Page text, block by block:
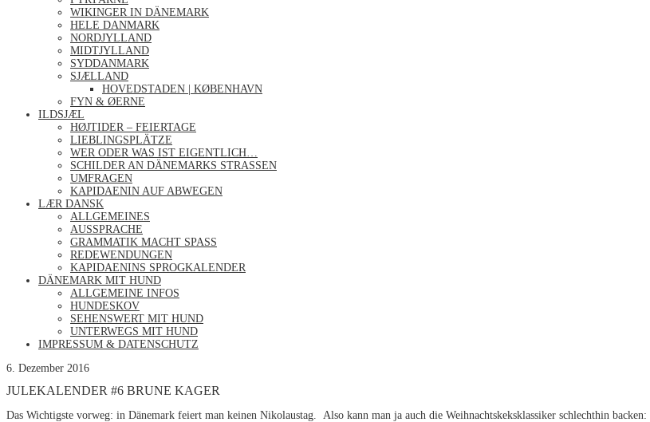
WIKINGER IN DÄNEMARK
HELE DANMARK
NORDJYLLAND
MIDTJYLLAND
SYDDANMARK
SJÆLLAND
HOVEDSTADEN | KØBENHAVN
FYN & ØERNE
ILDSJÆL
HØJTIDER – FEIERTAGE
LIEBLINGSPLÄTZE
WER ODER WAS IST EIGENTLICH…
SCHILDER AN DÄNEMARKS STRASSEN
UMFRAGEN
KAPIDAENIN AUF ABWEGEN
LÆR DANSK
ALLGEMEINES
AUSSPRACHE
GRAMMATIK MACHT SPASS
REDEWENDUNGEN
KAPIDAENINS SPROGKALENDER
DÄNEMARK MIT HUND
ALLGEMEINE INFOS
HUNDESKOV
SEHENSWERT MIT HUND
UNTERWEGS MIT HUND
IMPRESSUM & DATENSCHUTZ
6. Dezember 2016
JULEKALENDER #6 BRUNE KAGER
Das Wichtigste vorweg: in Dänemark feiert man keinen Nikolaustag. Also kann man ja auch die Weihnachtskeksklassiker schlechthin backen: